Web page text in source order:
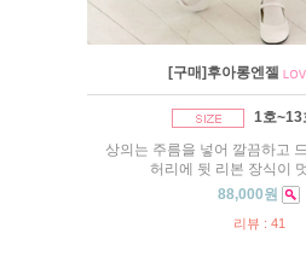
[구매]후아롱엔젤
1호~13
상의는 주름을 넣어 깔끔하고
허리에 뒷 리본 장식이
88,000원
리뷰 : 41